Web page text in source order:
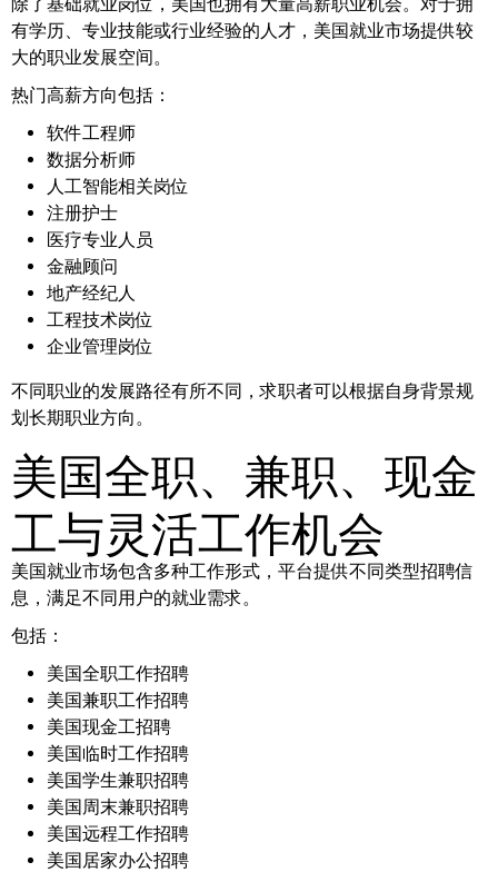
有学历、专业技能或行业经验的人才，美国就业市场提供较
大的职业发展空间。
热门高薪方向包括：
软件工程师
数据分析师
人工智能相关岗位
注册护士
医疗专业人员
金融顾问
地产经纪人
工程技术岗位
企业管理岗位
不同职业的发展路径有所不同，求职者可以根据自身背景规
划长期职业方向。
美国全职、兼职、现金
工与灵活工作机会
美国就业市场包含多种工作形式，平台提供不同类型招聘信
息，满足不同用户的就业需求。
包括：
美国全职工作招聘
美国兼职工作招聘
美国现金工招聘
美国临时工作招聘
美国学生兼职招聘
美国周末兼职招聘
美国远程工作招聘
美国居家办公招聘